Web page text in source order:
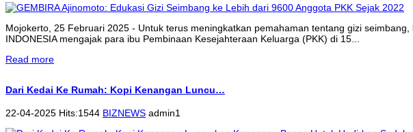
Mojokerto, 25 Februari 2025 - Untuk terus meningkatkan pemahaman tentang gizi
INDONESIA mengajak para ibu Pembinaan Kesejahteraan Keluarga (PKK) di 15...
Read more
Dari Kedai Ke Rumah: Kopi Kenangan Luncu…
22-04-2025 Hits:1544 BIZNEWS admin1